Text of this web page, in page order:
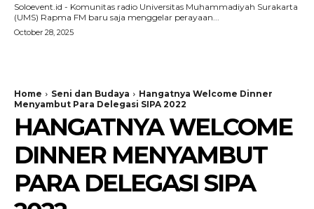
Soloevent.id - Komunitas radio Universitas Muhammadiyah Surakarta
(UMS) Rapma FM baru saja menggelar perayaan...
October 28, 2025